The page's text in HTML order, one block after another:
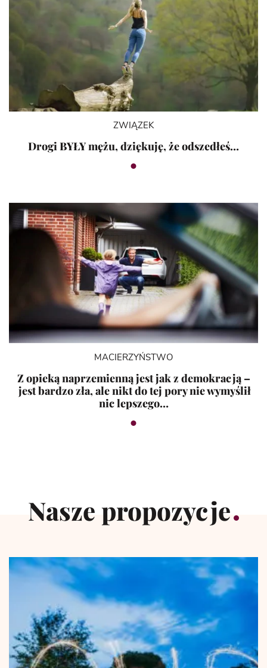
ZWIĄZEK
Drogi BYŁY mężu, dziękuję, że odszedłeś…
MACIERZYŃSTWO
Z opieką naprzemienną jest jak z demokracją –
jest bardzo zła, ale nikt do tej pory nie wymyślił
nic lepszego…
Nasze propozycje